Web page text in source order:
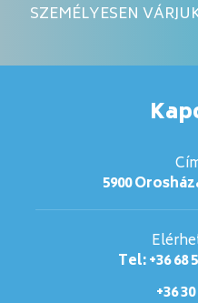
SZEMÉLYESEN
5900
Tel: +36 68
+36